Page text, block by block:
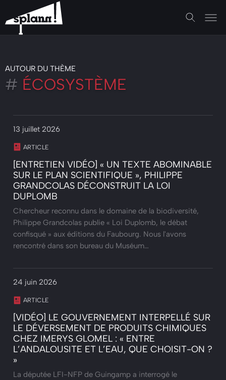
AUTOUR DU THÈME
# ÉCOSYSTÈME
13 juillet 2026
ARTICLE
[ENTRETIEN VIDÉO] « UN TEXTE ABOMINABLE
SUR LE PLAN SCIENTIFIQUE », PHILIPPE
GRANDCOLAS DÉCONSTRUIT LA LOI
DUPLOMB
Chercheur reconnu dans le domaine de la biodiversité,
Philippe Grandcolas publie « Loi Duplomb, le débat
confisqué » aux éditions du Faubourg. Nous l'avons
rencontré dans son bureau du Muséum…
24 juin 2026
ARTICLE
[VIDÉO] LE GOUVERNEMENT INTERPELLÉ SUR
LE DÉVERSEMENT DE PRODUITS CHIMIQUES
CHEZ IMERYS GLOMEL : « ENTRE
L’ANDALOUSITE ET L’EAU, QUE CHOISIT-ON ?
»
La députée LFI-NFP de Guingamp a interrogé le